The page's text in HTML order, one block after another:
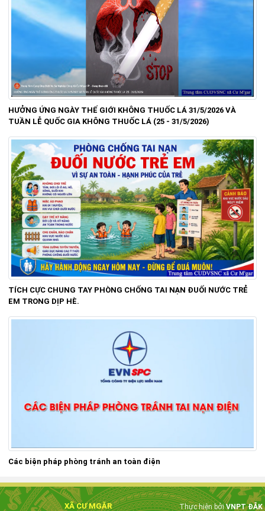
HƯỞNG ỨNG NGÀY THẾ GIỚI KHÔNG THUỐC LÁ 31/5/2026 VÀ
TUẦN LỄ QUỐC GIA KHÔNG THUỐC LÁ (25 - 31/5/2026)
TÍCH CỰC CHUNG TAY PHÒNG CHỐNG TAI NẠN ĐUỐI NƯỚC TRẺ
EM TRONG DỊP HÈ.
Các biện pháp phòng tránh an toàn điện
XÃ CƯ MGĂR Thực hiện bởiVNPT ĐẮK